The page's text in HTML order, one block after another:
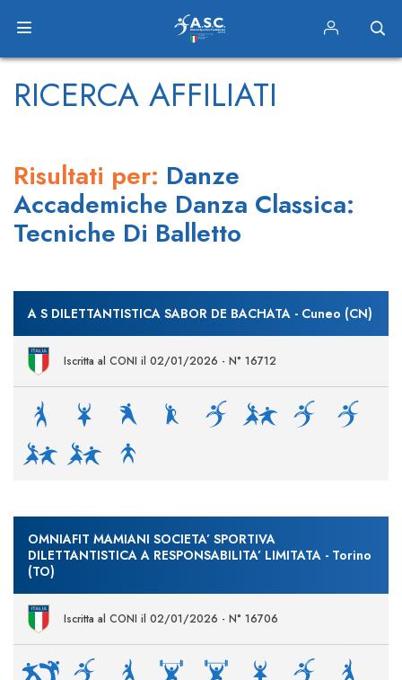
RICERCA AFFILIATI
Risultati per: Danze
Accademiche Danza Classica:
Tecniche Di Balletto
A S DILETTANTISTICA SABOR DE BACHATA - Cuneo (CN)
Iscritta al CONI il 02/01/2026 - N° 16712
OMNIAFIT MAMIANI SOCIETA’ SPORTIVA
DILETTANTISTICA A RESPONSABILITA’ LIMITATA - Torino
(TO)
Iscritta al CONI il 02/01/2026 - N° 16706